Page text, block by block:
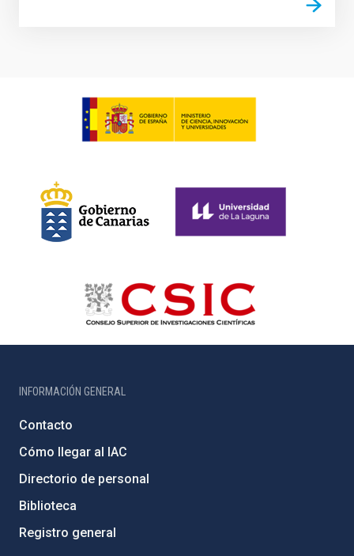
INFORMACIÓN GENERAL
Contacto
Cómo llegar al IAC
Directorio de personal
Biblioteca
Registro general